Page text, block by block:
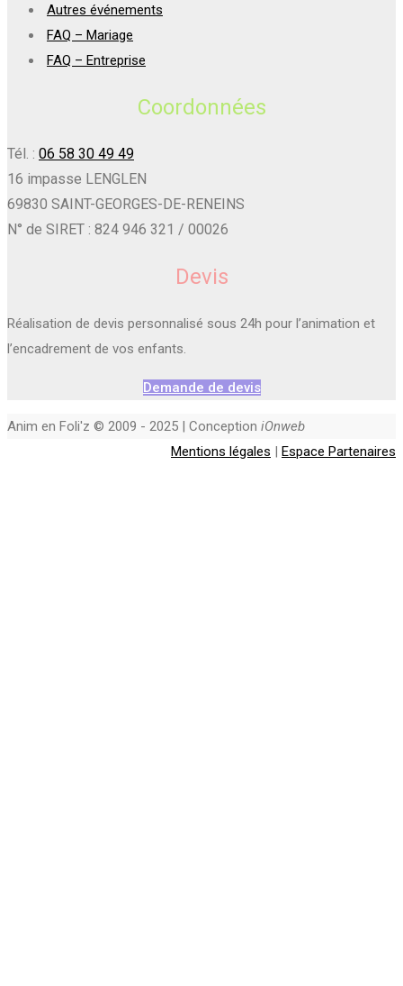
Autres événements
FAQ – Mariage
FAQ – Entreprise
Coordonnées
Tél. : 06 58 30 49 49
16 impasse LENGLEN
69830 SAINT-GEORGES-DE-RENEINS
N° de SIRET : 824 946 321 / 00026
Devis
Réalisation de devis personnalisé sous 24h pour l’animation et
l’encadrement de vos enfants.
Demande de devis
Anim en Foli'z © 2009 - 2025 | Conception iOnweb
Mentions légales | Espace Partenaires